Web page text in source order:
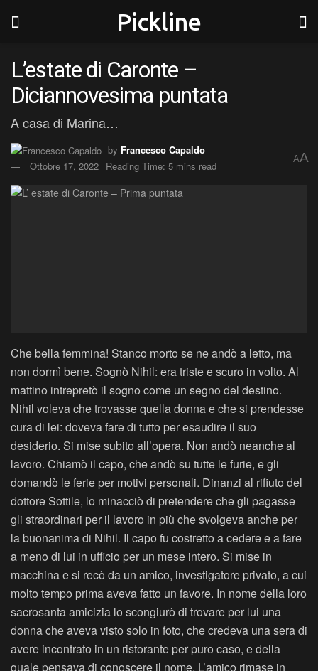
Pickline
L’estate di Caronte –
Diciannovesima puntata
A casa di Marina…
by Francesco Capaldo
Ottobre 17, 2022 Reading Time: 5 mins read
AA
Che bella femmina! Stanco morto se ne andò a letto, ma
non dormì bene. Sognò Nihil: era triste e scuro in volto. Al
mattino intrepretò il sogno come un segno del destino.
Nihil voleva che trovasse quella donna e che si prendesse
cura di lei: doveva fare di tutto per esaudire il suo
desiderio. Si mise subito all’opera. Non andò neanche al
lavoro. Chiamò il capo, che andò su tutte le furie, e gli
domandò le ferie per motivi personali. Dinanzi al rifiuto del
dottore Sottile, lo minacciò di pretendere che gli pagasse
gli straordinari per il lavoro in più che svolgeva anche per
la buonanima di Nihil. Il capo fu costretto a cedere e a fare
a meno di lui in ufficio per un mese intero. Si mise in
macchina e si recò da un amico, investigatore privato, a cui
molto tempo prima aveva fatto un favore. In nome della loro
sacrosanta amicizia lo scongiurò di trovare per lui una
donna che aveva visto solo in foto, che credeva una sera di
avere incontrato in un ristorante per puro caso, e della
quale pensava di conoscere il nome. L’amico rimase in